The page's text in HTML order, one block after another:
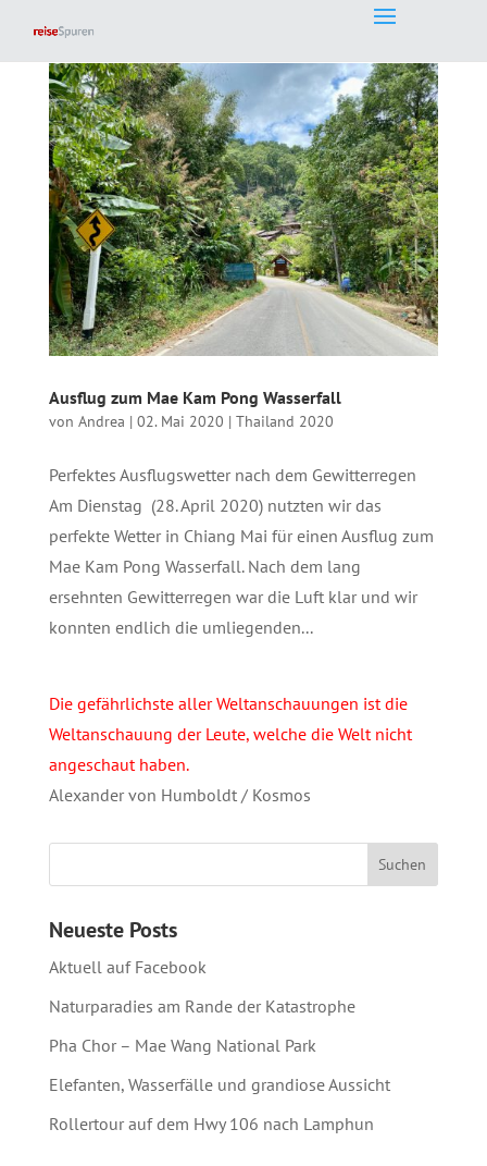
Ausflug zum Mae Kam Pong Wasserfall
von Andrea | 02. Mai 2020 | Thailand 2020
Perfektes Ausflugswetter nach dem Gewitterregen
Am Dienstag (28. April 2020) nutzten wir das
perfekte Wetter in Chiang Mai für einen Ausflug zum
Mae Kam Pong Wasserfall. Nach dem lang
ersehnten Gewitterregen war die Luft klar und wir
konnten endlich die umliegenden...
Die gefährlichste aller Weltanschauungen ist die
Weltanschauung der Leute, welche die Welt nicht
angeschaut haben.
Alexander von Humboldt / Kosmos
Neueste Posts
Aktuell auf Facebook
Naturparadies am Rande der Katastrophe
Pha Chor – Mae Wang National Park
Elefanten, Wasserfälle und grandiose Aussicht
Rollertour auf dem Hwy 106 nach Lamphun